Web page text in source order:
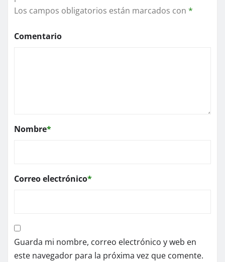
Los campos obligatorios están marcados con *
Comentario
Nombre*
Correo electrónico*
Guarda mi nombre, correo electrónico y web en
este navegador para la próxima vez que comente.